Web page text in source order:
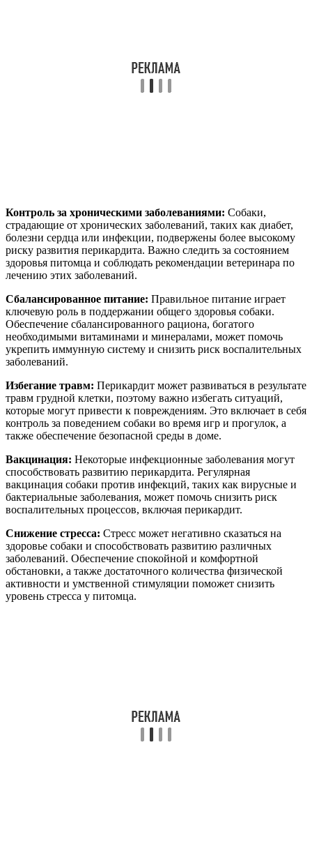
Контроль за хроническими заболеваниями: Собаки,
страдающие от хронических заболеваний, таких как диабет,
болезни сердца или инфекции, подвержены более высокому
риску развития перикардита. Важно следить за состоянием
здоровья питомца и соблюдать рекомендации ветеринара по
лечению этих заболеваний.
Сбалансированное питание: Правильное питание играет
ключевую роль в поддержании общего здоровья собаки.
Обеспечение сбалансированного рациона, богатого
необходимыми витаминами и минералами, может помочь
укрепить иммунную систему и снизить риск воспалительных
заболеваний.
Избегание травм: Перикардит может развиваться в результате
травм грудной клетки, поэтому важно избегать ситуаций,
которые могут привести к повреждениям. Это включает в себя
контроль за поведением собаки во время игр и прогулок, а
также обеспечение безопасной среды в доме.
Вакцинация: Некоторые инфекционные заболевания могут
способствовать развитию перикардита. Регулярная
вакцинация собаки против инфекций, таких как вирусные и
бактериальные заболевания, может помочь снизить риск
воспалительных процессов, включая перикардит.
Снижение стресса: Стресс может негативно сказаться на
здоровье собаки и способствовать развитию различных
заболеваний. Обеспечение спокойной и комфортной
обстановки, а также достаточного количества физической
активности и умственной стимуляции поможет снизить
уровень стресса у питомца.